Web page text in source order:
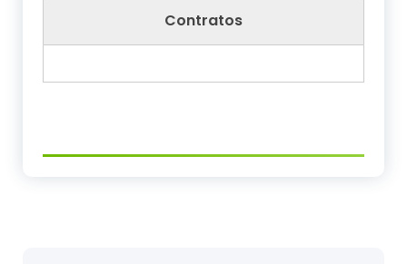
Contratos